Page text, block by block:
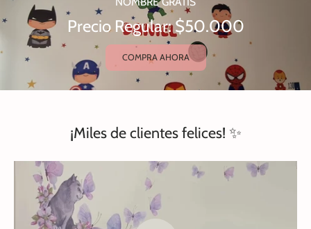
Precio Regular: $50.000
COMPRA AHORA
¡Miles de clientes felices! ✨